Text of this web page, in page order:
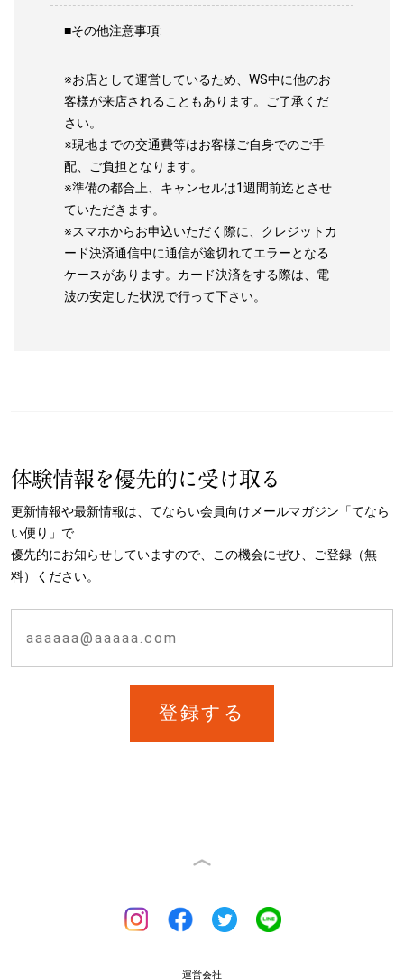
■その他注意事項:
※お店として運営しているため、WS中に他のお
客様が来店されることもあります。ご了承くだ
さい。
※現地までの交通費等はお客様ご自身でのご手
配、ご負担となります。
※準備の都合上、キャンセルは1週間前迄とさせ
ていただきます。
※スマホからお申込いただく際に、クレジットカ
ード決済通信中に通信が途切れてエラーとなる
ケースがあります。カード決済をする際は、電
波の安定した状況で行って下さい。
体験情報を優先的に受け取る
更新情報や最新情報は、てならい会員向けメールマガジン「てなら
い便り」で
優先的にお知らせしていますので、この機会にぜひ、ご登録（無
料）ください。
登録する
運営会社